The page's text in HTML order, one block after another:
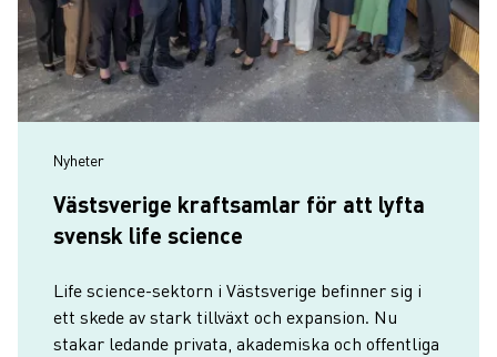
Nyheter
Västsverige kraftsamlar för att lyfta
svensk life science
Life science-sektorn i Västsverige befinner sig i
ett skede av stark tillväxt och expansion. Nu
stakar ledande privata, akademiska och offentliga